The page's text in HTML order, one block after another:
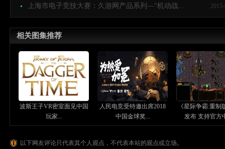
上海市电子竞技大赛：久游网产品系列—“机动战...
相关图集推荐
波斯王子VR密室面见中国
玩家...
人民电竞受特邀出席2018
中国金球奖...
《星际争霸:重制
发布 支持官方
以下网友评论只代表其个人观点，不代表本站的观点或立场。